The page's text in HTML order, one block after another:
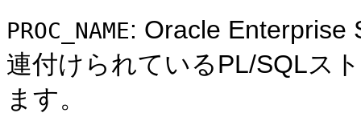
PROC_NAME: Oracle Enterprise
連付けられているPL/SQLス
ます。